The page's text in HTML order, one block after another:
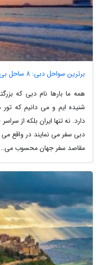
برترین سواحل دبی: 8 ساحل بی نظیر و تفریحات مجذوب کننده آن
همه ما بارها نام دبی که
شنیده ایم و می دانیم که
دارد. نه تنها ایران بلکه از
دبی سفر می نمایند در واقع
مقاصد سفر جهان محسوب